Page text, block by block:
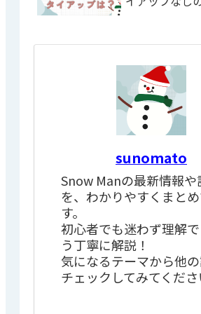
sunomato
Snow Manの最新情報や
を、わかりやすくまと
す。
初心者でも迷わず理解
う丁寧に解説！
気になるテーマから他
チェックしてみてくださ